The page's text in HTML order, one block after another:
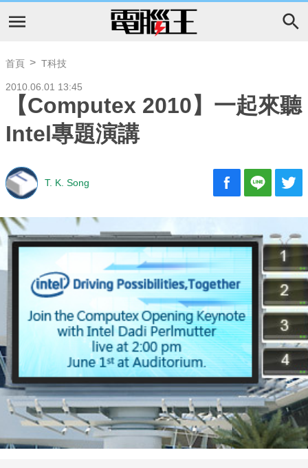
首頁 T科技
2010.06.01 13:45
【Computex 2010】一起來聽
Intel專題演講
T. K. Song